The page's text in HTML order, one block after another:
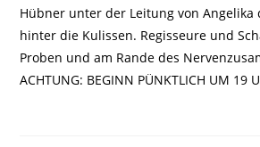
Hübner unter der Leitung von Angelika
hinter die Kulissen. Regisseure und
Proben und am Rande des
ACHTUNG: BEGINN PÜNKTLICH UM 19